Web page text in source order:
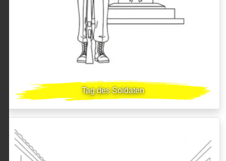
Tag des Soldaten